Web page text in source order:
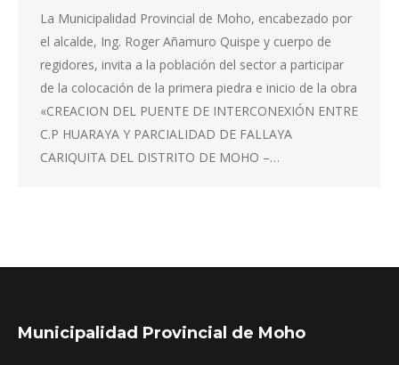
La Municipalidad Provincial de Moho, encabezado por
el alcalde, Ing. Roger Añamuro Quispe y cuerpo de
regidores, invita a la población del sector a participar
de la colocación de la primera piedra e inicio de la obra
«CREACION DEL PUENTE DE INTERCONEXIÓN ENTRE
C.P HUARAYA Y PARCIALIDAD DE FALLAYA
CARIQUITA DEL DISTRITO DE MOHO –…
Municipalidad Provincial de Moho